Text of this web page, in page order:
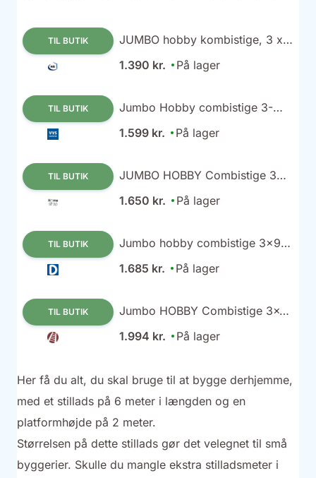
JUMBO hobby kombistige, 3 x
9 trin, 6 m - 41JH309
På lager
1.390 kr.
TIL BUTIK
Jumbo Hobby combistige 3-
delt, 6,0 meter - 3x9 trin
På lager
1.599 kr.
TIL BUTIK
JUMBO HOBBY Combistige 3x9
trin
På lager
1.650 kr.
TIL BUTIK
Jumbo hobby combistige 3x9
trin
På lager
1.685 kr.
TIL BUTIK
Jumbo HOBBY Combistige 3x9
trin
På lager
1.994 kr.
TIL BUTIK
Her få du alt, du skal bruge til at bygge derhjemme,
med et stillads på 6 meter i længden og en
platformhøjde på 2 meter.
Størrelsen på dette stillads gør det velegnet til små
byggerier. Skulle du mangle ekstra stilladsmeter i